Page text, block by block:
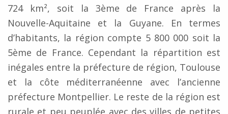
724 km², soit la 3ème de France après la
Nouvelle-Aquitaine et la Guyane. En termes
d’habitants, la région compte 5 800 000 soit la
5ème de France. Cependant la répartition est
inégales entre la préfecture de région, Toulouse
et la côte méditerranéenne avec l’ancienne
préfecture Montpellier. Le reste de la région est
rurale et peu peuplée avec des villes de petites